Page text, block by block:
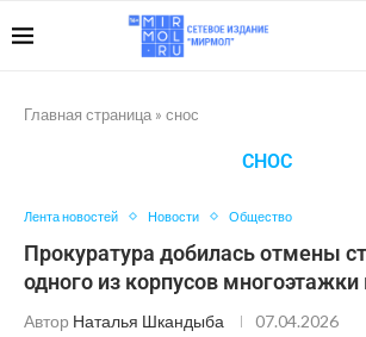
Главная страница » снос
СНОС
Лента новостей Новости Общество
Прокуратура добилась отмены
одного из корпусов многоэтажки
Автор Наталья Шкандыба 07.04.2026